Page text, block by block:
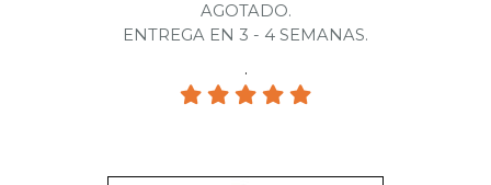
AGOTADO.
ENTREGA EN 3 - 4 SEMANAS.
.